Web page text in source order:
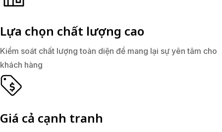
Lựa chọn chất lượng cao
Kiểm soát chất lượng toàn diện để mang lại sự yên tâm cho
khách hàng
Giá cả cạnh tranh